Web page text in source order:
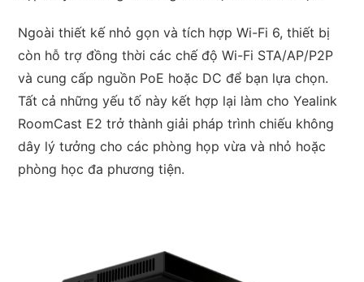
Ngoài thiết kế nhỏ gọn và tích hợp Wi-Fi 6, thiết bị
còn hỗ trợ đồng thời các chế độ Wi-Fi STA/AP/P2P
và cung cấp nguồn PoE hoặc DC để bạn lựa chọn.
Tất cả những yếu tố này kết hợp lại làm cho Yealink
RoomCast E2 trở thành giải pháp trình chiếu không
dây lý tưởng cho các phòng họp vừa và nhỏ hoặc
phòng học đa phương tiện.